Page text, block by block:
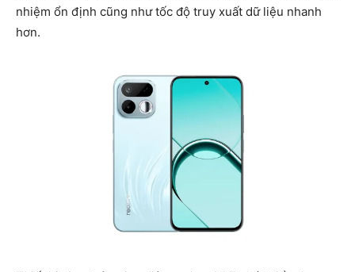
nhiệm ổn định cũng như tốc độ truy xuất dữ liệu nhanh
hơn.